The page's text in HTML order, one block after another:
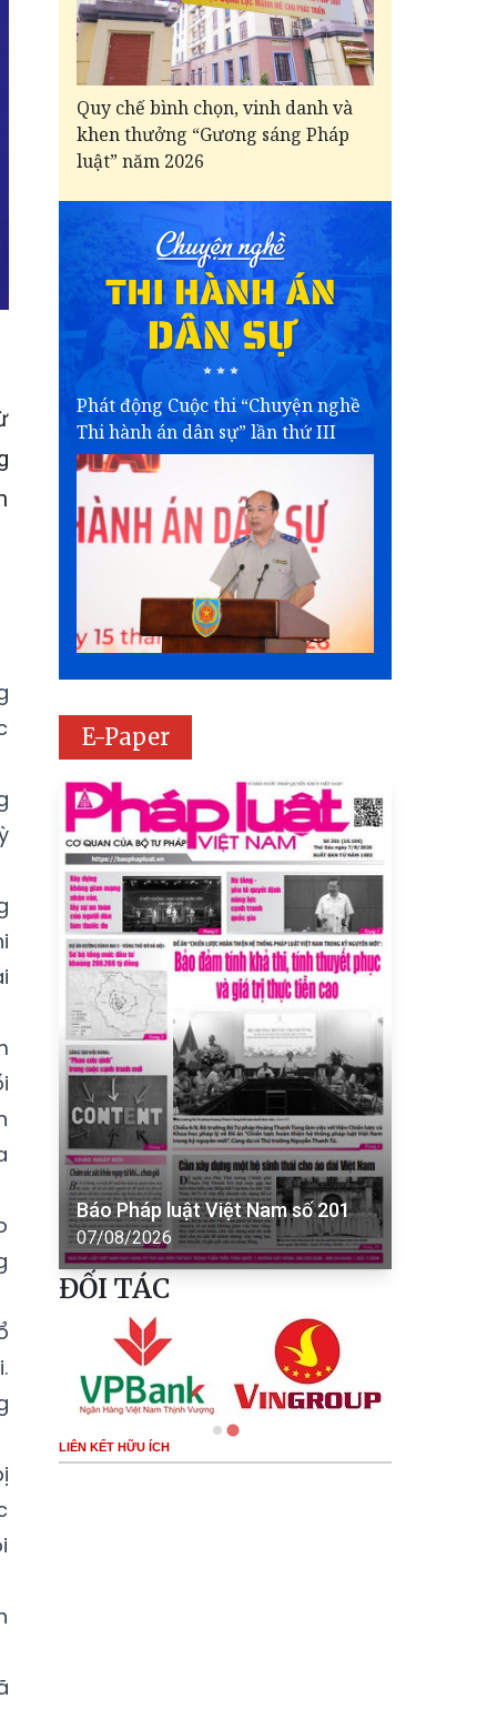
Quy chế bình chọn, vinh danh và
khen thưởng “Gương sáng Pháp
luật” năm 2026
Phát động Cuộc thi “Chuyện nghề
Thi hành án dân sự” lần thứ III
E-Paper
Báo Pháp luật Việt Nam số 201
07/08/2026
ĐỐI TÁC
LIÊN KẾT HỮU ÍCH